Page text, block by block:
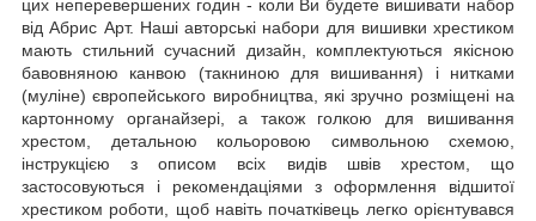
цих неперевершених годин - коли Ви будете вишивати набор
від Абрис Арт. Наші авторські набори для вишивки хрестиком
мають стильний сучасний дизайн, комплектуються якісною
бавовняною канвою (такниною для вишивання) і нитками
(муліне) європейського виробництва, які зручно розміщені на
картонному органайзері, а також голкою для вишивання
хрестом, детальною кольоровою символьною схемою,
інструкцією з описом всіх видів швів хрестом, що
застосовуються і рекомендаціями з оформлення відшитої
хрестиком роботи, щоб навіть початківець легко орієнтувався